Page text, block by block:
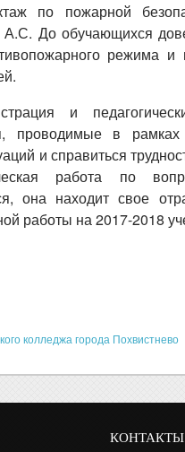
по пожарной
До обучающихся
режима
и
проводимые в
и справиться
работа по
она находит свое
работы на 2017-2018
колледжа города Похвистнево
КОНТАКТЫ